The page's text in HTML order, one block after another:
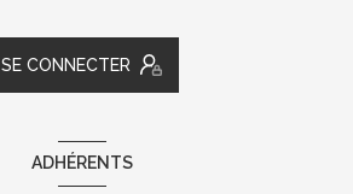
SE CONNECTER
ADHÉRENTS